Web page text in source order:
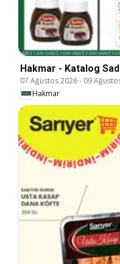
Hakmar - Katalog
07 Ağustos 2026- 09
Hakmar